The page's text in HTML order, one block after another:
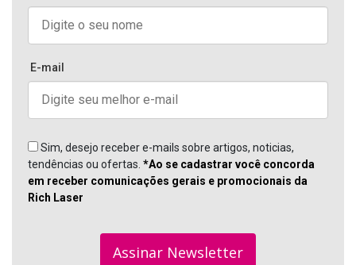
E-mail
Sim, desejo receber e-mails sobre artigos, noticias,
tendências ou ofertas. *Ao se cadastrar você concorda
em receber comunicações gerais e promocionais da
Rich Laser
Assinar Newsletter